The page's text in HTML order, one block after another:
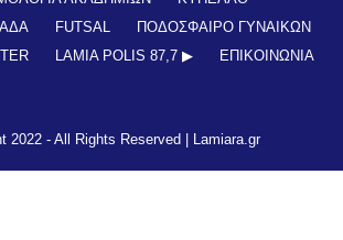
FUTSAL
ΠΟΔΟΣΦΑΙΡΟ ΓΥΝΑΙΚΩΝ
LAMIA POLIS 87,7 ▶︎ ΕΠΙΚΟΙΝΩΝΊΑ
2022 - All Rights Reserved | Lamiara.gr